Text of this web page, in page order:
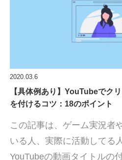
2020.03.6
【具体例あり】YouTubeでク
を付けるコツ：18のポイント
この記事は、ゲーム実況者
いる人、実際に活動してる
YouTubeの動画タイトルの